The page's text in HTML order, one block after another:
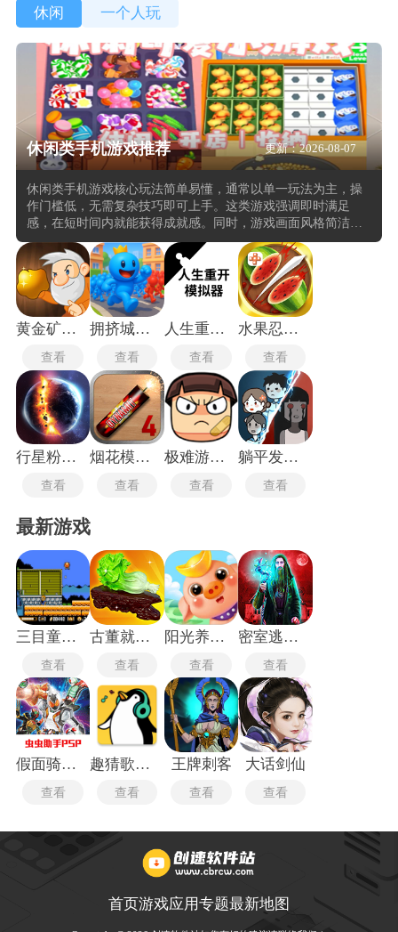
休闲 一个人玩
休闲类手机游戏推荐 更新：2026-08-07
休闲类手机游戏核心玩法简单易懂，通常以单一玩法为主，操
作门槛低，无需复杂技巧即可上手。这类游戏强调即时满足
感，在短时间内就能获得成就感。同时，游戏画面风格简洁，
色彩鲜明，视觉效果富有吸引力，能够快速吸引玩家的注意
力。时间碎片化，适合在短暂的闲暇时间游玩，如通勤路上或
休息间隙。它们通常采用免费游玩+内购的商业模式，通过虚拟
货币、消耗性道具、礼包等方式盈利，同时兼顾免费玩家和付
费玩家的体验。还加入了社交互动因素，如好友排行榜、互赠
礼物等，增强了玩家之间的互动。
黄金矿工经典版
查看
拥挤城市老版本
查看
人生重开模拟器爆改版
查看
水果忍者经典版
查看
行星粉碎模拟器
查看
烟花模拟器4
查看
极难游戏2专业版
查看
躺平发育正常版
查看
最新游戏
三目童子手机版
查看
古董就是玩儿免广告版
查看
阳光养猪场免广告版
查看
密室逃脱21
查看
假面骑士巅峰英雄中文版
查看
趣猜歌达人
查看
王牌刺客
查看
大话剑仙
查看
首页游戏应用专题最新地图